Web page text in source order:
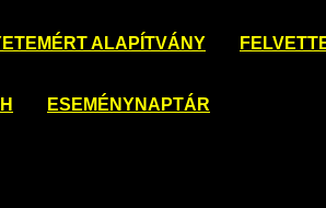
ALAPÍTVÁNY
ESEMÉNYNAPTÁR